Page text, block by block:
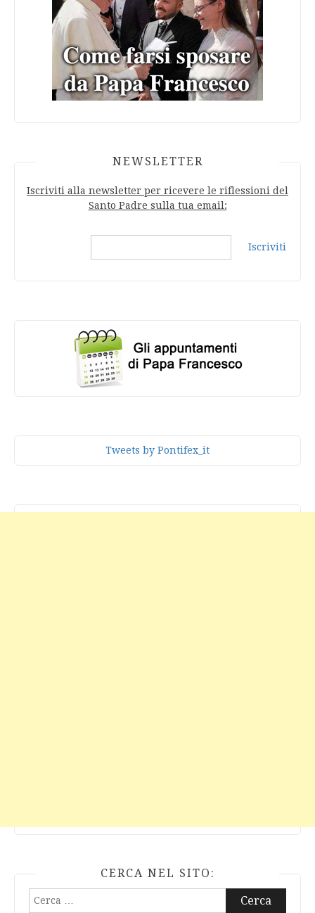
NEWSLETTER
Iscriviti alla newsletter per ricevere le riflessioni del
Santo Padre sulla tua email:
Iscriviti
Tweets by Pontifex_it
CERCA NEL SITO:
Ricerca